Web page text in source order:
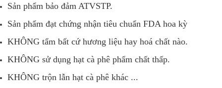
Sản phẩm bảo đảm ATVSTP.
Sản phẩm đạt chứng nhận tiêu chuẩn FDA hoa kỳ
KHÔNG tẩm bất cứ hương liệu hay hoá chất nào.
KHÔNG sử dụng hạt cà phê phẩm chất thấp.
KHÔNG trộn lẫn hạt cà phê khác ...